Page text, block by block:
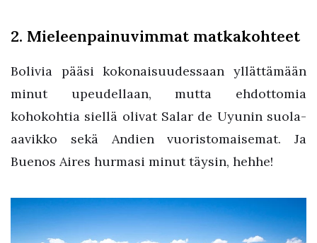
2. Mieleenpainuvimmat matkakohteet
Bolivia pääsi kokonaisuudessaan yllättämään
minut upeudellaan, mutta ehdottomia
kohokohtia siellä olivat Salar de Uyunin suola-
aavikko sekä Andien vuoristomaisemat. Ja
Buenos Aires hurmasi minut täysin, hehhe!